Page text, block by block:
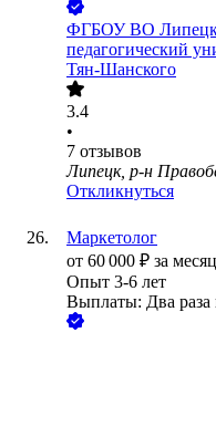
ФГБОУ ВО
педагогический
Тян-Шанского
3.4
•
7 отзывов
Липецк, р-н
Откликнуться
Маркетолог
от 60 000 ₽ за
Опыт 3-6 лет
Выплаты: Два раза